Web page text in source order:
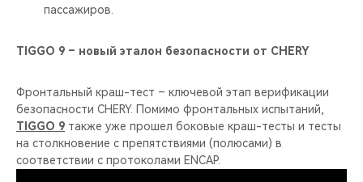
пассажиров.
TIGGO 9 – новый эталон безопасности от CHERY
Фронтальный краш-тест – ключевой этап верификации
безопасности CHERY. Помимо фронтальных испытаний,
TIGGO 9 также уже прошел боковые краш-тесты и тесты
на столкновение с препятствиями (полюсами) в
соответствии с протоколами ENCAP.